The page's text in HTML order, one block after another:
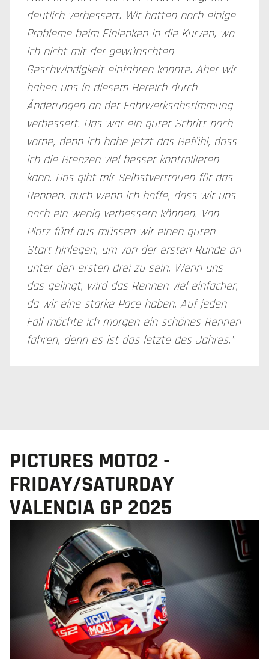
deutlich verbessert. Wir hatten noch einige
Probleme beim Einlenken in die Kurven, wo
ich nicht mit der gewünschten
Geschwindigkeit einfahren konnte. Aber wir
haben uns in diesem Bereich durch
Änderungen an der Fahrwerksabstimmung
verbessert. Das war ein guter Schritt nach
vorne, denn ich habe jetzt das Gefühl, dass
ich die Grenzen viel besser kontrollieren
kann. Das gibt mir Selbstvertrauen für das
Rennen, auch wenn ich hoffe, dass wir uns
noch ein wenig verbessern können. Von
Platz fünf aus müssen wir einen guten
Start hinlegen, um von der ersten Runde an
unter den ersten drei zu sein. Wenn uns
das gelingt, wird das Rennen viel einfacher,
da wir eine starke Pace haben. Auf jeden
Fall möchte ich morgen ein schönes Rennen
fahren, denn es ist das letzte des Jahres."
PICTURES MOTO2 -
FRIDAY/SATURDAY
VALENCIA GP 2025